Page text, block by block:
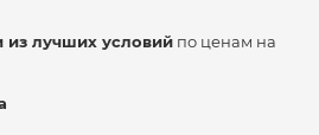
из лучших условий по ценам на